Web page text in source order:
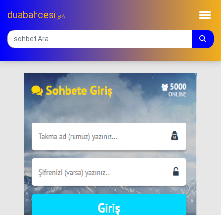
duabahcesi.org